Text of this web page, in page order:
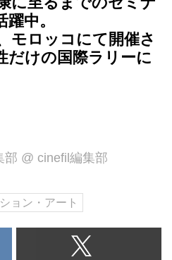
中。
モロッコにて開催さ
だけの国際ラリーに
部 @ cinefil編集部
ョン・アート